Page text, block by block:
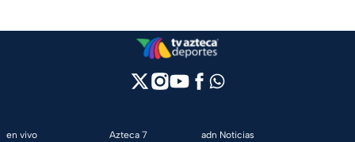
en vivo
Azteca 7
adn Noticias